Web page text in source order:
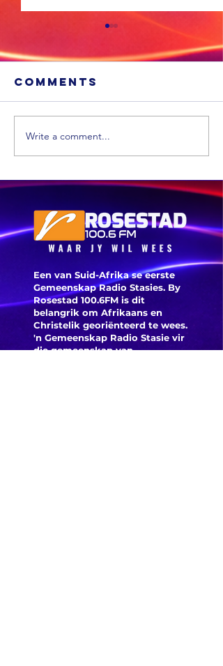
'n VS skool is
glo beroof
Comments
Write a comment...
Een van Suid-Afrika se eerste
Gemeenskap Radio Stasies. By
Rosestad 100.6FM is dit
belangrik om Afrikaans en
Christelik georiënteerd te wees.
'n Gemeenskap Radio Stasie vir
die gemeenskap van